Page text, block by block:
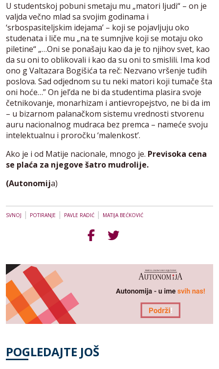
U studentskoj pobuni smetaju mu „matori ljudi“ – on je
valjda večno mlad sa svojim godinama i
‘srbospasiteljskim idejama’ – koji se pojavljuju oko
studenata i liče mu „na te sumnjive koji se motaju oko
piletine“ „…Oni se ponašaju kao da je to njihov svet, kao
da su oni to oblikovali i kao da su oni to smislili. Ima kod
ono g Valtazara Bogišića ta reč: Nezvano vršenje tuđih
poslova. Sad odjednom su tu neki matori koji tumače šta
oni hoće…” On jel’da ne bi da studentima plasira svoje
četnikovanje, monarhizam i antievropejstvo, ne bi da im
– u bizarnom palanačkom sistemu vrednosti stvorenu
auru nacionalnog mudraca bez premca – nameće svoju
intelektualnu i proročku ‘malenkost’.
Ako je i od Matije nacionale, mnogo je. Previsoka cena
se plaća za njegove šatro mudrolije.
(Autonomija)
SVNOJ | POTIRANJE | PAVLE RADIĆ | MATIJA BEĆKOVIĆ
POGLEDAJTE JOŠ